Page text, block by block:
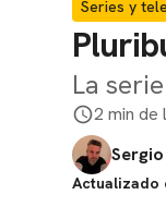
Series y
La
2 min de
Actualizado